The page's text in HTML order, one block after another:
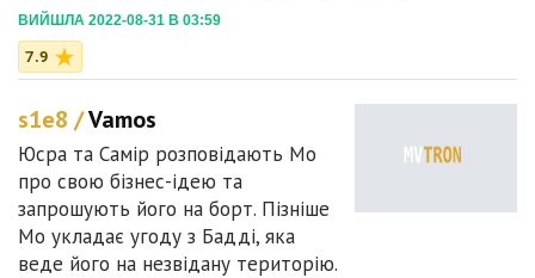
ВИЙШЛА 2022-08-31 В 03:59
7.9
s1e8 /Vamos
Юсра та Самір розповідають Мо
про свою бізнес-ідею та
запрошують його на борт. Пізніше
Мо укладає угоду з Бадді, яка
веде його на незвідану територію.